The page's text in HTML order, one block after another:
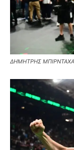
ΔΗΜΗΤΡΗΣ